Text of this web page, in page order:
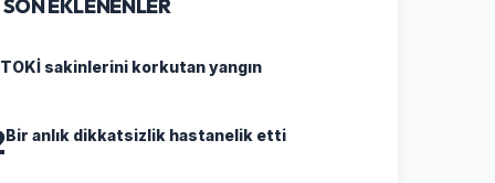
SON EKLENENLER
TOKİ sakinlerini korkutan yangın
Bir anlık dikkatsizlik hastanelik etti